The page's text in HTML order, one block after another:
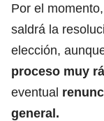
Por el
saldrá la
elección,
proceso muy
eventual
general.